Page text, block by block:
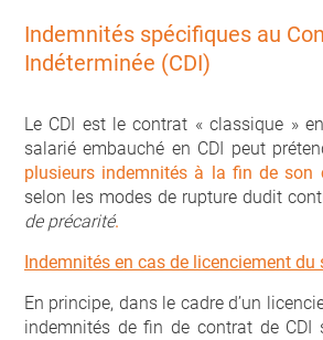
Indemnités spécifiques au
Indéterminée (CDI)
Le CDI est le contrat « classique »
salarié embauché en CDI peut
plusieurs indemnités à la fin de son
selon les modes de rupture dudit
de précarité.
Indemnités en cas de licenciement du
En principe, dans le cadre d’un
indemnités de fin de contrat de